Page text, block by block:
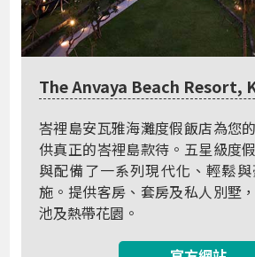
The Anvaya Beach Resort,
峇裡島安瓦雅海灘度假飯店為您
供真正的峇裡島款待。五星級度
與配備了一系列現代化、輕鬆
施。提供客房、套房及私人別墅
池及熱帶花園。